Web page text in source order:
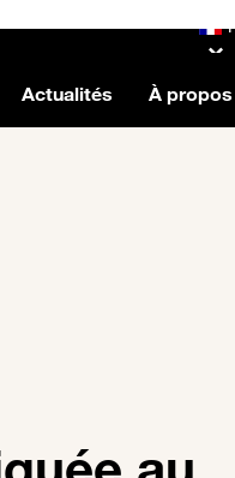
Actualités À propos